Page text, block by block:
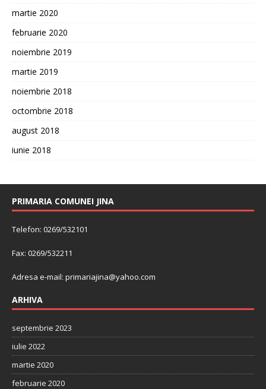
martie 2020
februarie 2020
noiembrie 2019
martie 2019
noiembrie 2018
octombrie 2018
august 2018
iunie 2018
PRIMARIA COMUNEI JINA
Telefon: 0269/532101
Fax: 0269/532211
Adresa e-mail: primariajina@yahoo.com
ARHIVA
septembrie 2023
iulie 2022
martie 2020
februarie 2020